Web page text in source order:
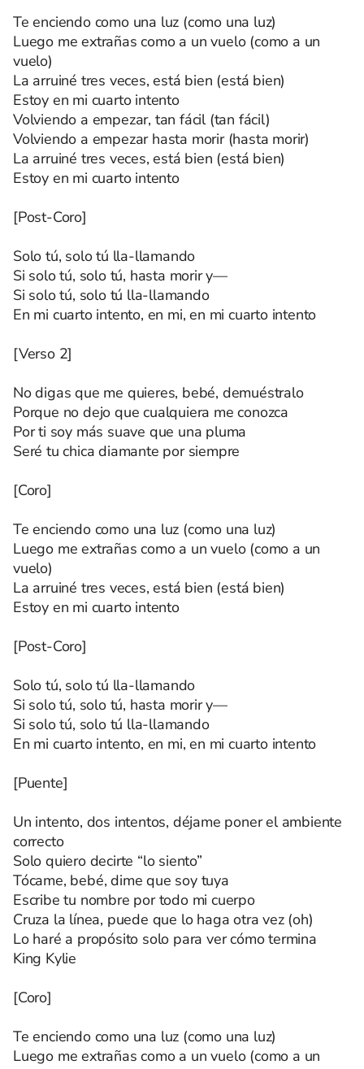
Te enciendo como una luz (como una luz)
Luego me extrañas como a un vuelo (como a un
vuelo)
La arruiné tres veces, está bien (está bien)
Estoy en mi cuarto intento
Volviendo a empezar, tan fácil (tan fácil)
Volviendo a empezar hasta morir (hasta morir)
La arruiné tres veces, está bien (está bien)
Estoy en mi cuarto intento
[Post-Coro]
Solo tú, solo tú lla-llamando
Si solo tú, solo tú, hasta morir y—
Si solo tú, solo tú lla-llamando
En mi cuarto intento, en mi, en mi cuarto intento
[Verso 2]
No digas que me quieres, bebé, demuéstralo
Porque no dejo que cualquiera me conozca
Por ti soy más suave que una pluma
Seré tu chica diamante por siempre
[Coro]
Te enciendo como una luz (como una luz)
Luego me extrañas como a un vuelo (como a un
vuelo)
La arruiné tres veces, está bien (está bien)
Estoy en mi cuarto intento
[Post-Coro]
Solo tú, solo tú lla-llamando
Si solo tú, solo tú, hasta morir y—
Si solo tú, solo tú lla-llamando
En mi cuarto intento, en mi, en mi cuarto intento
[Puente]
Un intento, dos intentos, déjame poner el ambiente
correcto
Solo quiero decirte “lo siento”
Tócame, bebé, dime que soy tuya
Escribe tu nombre por todo mi cuerpo
Cruza la línea, puede que lo haga otra vez (oh)
Lo haré a propósito solo para ver cómo termina
King Kylie
[Coro]
Te enciendo como una luz (como una luz)
Luego me extrañas como a un vuelo (como a un